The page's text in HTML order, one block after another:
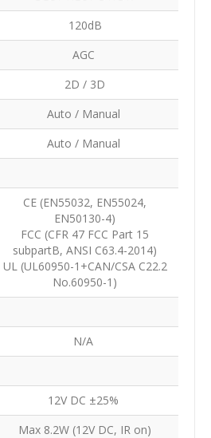
120dB
AGC
2D / 3D
Auto / Manual
Auto / Manual
CE (EN55032, EN55024,
EN50130-4)
FCC (CFR 47 FCC Part 15
subpartB, ANSI C63.4-2014)
UL (UL60950-1+CAN/CSA C22.2
No.60950-1)
N/A
12V DC ±25%
Max 8.2W (12V DC, IR on)